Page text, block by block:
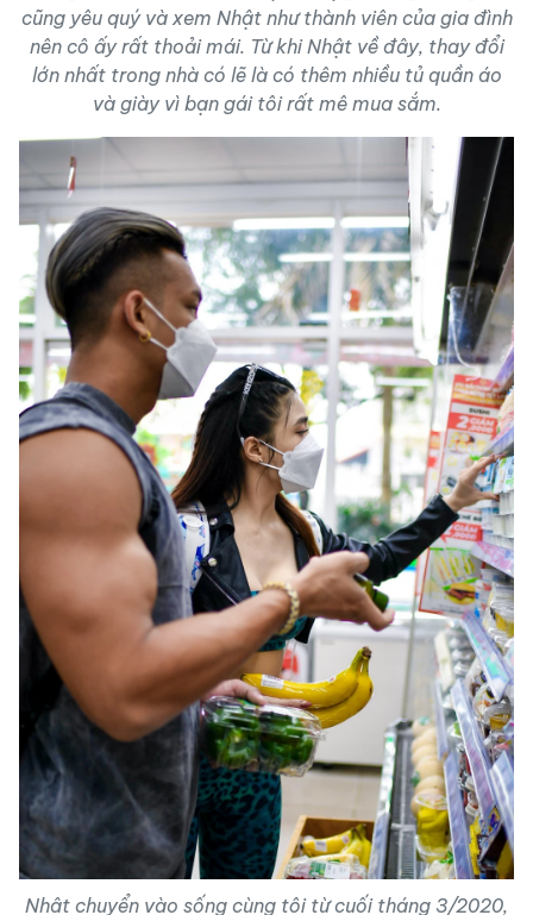
cũng yêu quý và xem Nhật như thành viên của gia đình
nên cô ấy rất thoải mái. Từ khi Nhật về đây, thay đổi
lớn nhất trong nhà có lẽ là có thêm nhiều tủ quần áo
và giày vì bạn gái tôi rất mê mua sắm.
Nhật chuyển vào sống cùng tôi từ cuối tháng 3/2020,